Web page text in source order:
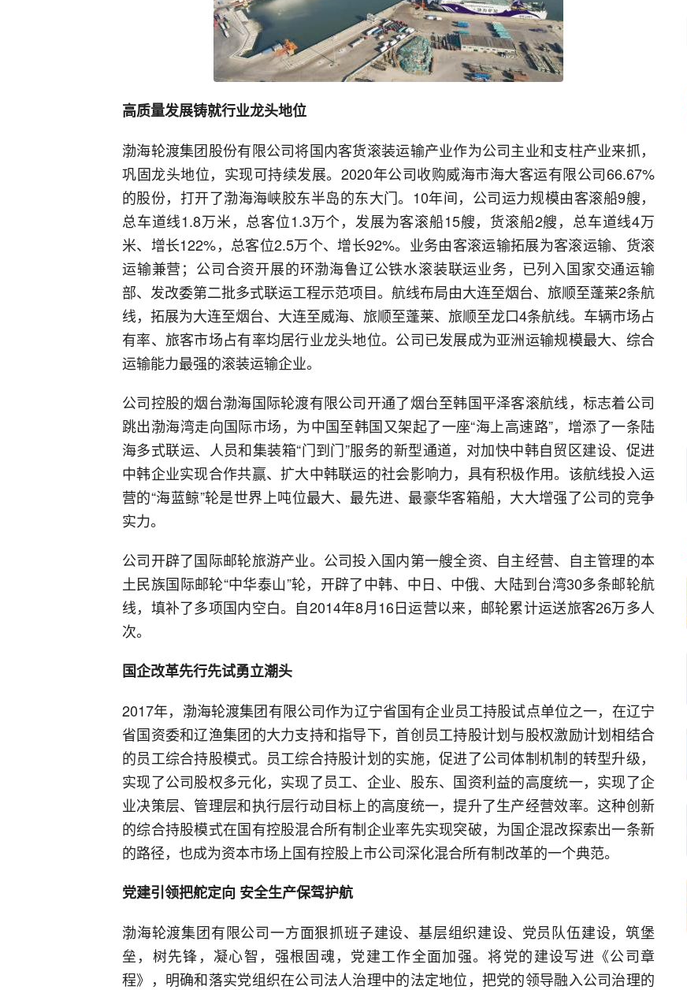
高质量发展铸就行业龙头地位
渤海轮渡集团股份有限公司将国内客货滚装运输产业作为公司主业和支柱产业来抓，
巩固龙头地位，实现可持续发展。2020年公司收购威海市海大客运有限公司66.67%
的股份，打开了渤海海峡胶东半岛的东大门。10年间，公司运力规模由客滚船9艘，
总车道线1.8万米，总客位1.3万个，发展为客滚船15艘，货滚船2艘，总车道线4万
米、增长122%，总客位2.5万个、增长92%。业务由客滚运输拓展为客滚运输、货滚
运输兼营；公司合资开展的环渤海鲁辽公铁水滚装联运业务，已列入国家交通运输
部、发改委第二批多式联运工程示范项目。航线布局由大连至烟台、旅顺至蓬莱2条航
线，拓展为大连至烟台、大连至威海、旅顺至蓬莱、旅顺至龙口4条航线。车辆市场占
有率、旅客市场占有率均居行业龙头地位。公司已发展成为亚洲运输规模最大、综合
运输能力最强的滚装运输企业。
公司控股的烟台渤海国际轮渡有限公司开通了烟台至韩国平泽客滚航线，标志着公司
跳出渤海湾走向国际市场，为中国至韩国又架起了一座“海上高速路”，增添了一条陆
海多式联运、人员和集装箱“门到门”服务的新型通道，对加快中韩自贸区建设、促进
中韩企业实现合作共赢、扩大中韩联运的社会影响力，具有积极作用。该航线投入运
营的“海蓝鲸”轮是世界上吨位最大、最先进、最豪华客箱船，大大增强了公司的竞争
实力。
公司开辟了国际邮轮旅游产业。公司投入国内第一艘全资、自主经营、自主管理的本
土民族国际邮轮“中华泰山”轮，开辟了中韩、中日、中俄、大陆到台湾30多条邮轮航
线，填补了多项国内空白。自2014年8月16日运营以来，邮轮累计运送旅客26万多人
次。
国企改革先行先试勇立潮头
2017年，渤海轮渡集团有限公司作为辽宁省国有企业员工持股试点单位之一，在辽宁
省国资委和辽渔集团的大力支持和指导下，首创员工持股计划与股权激励计划相结合
的员工综合持股模式。员工综合持股计划的实施，促进了公司体制机制的转型升级，
实现了公司股权多元化，实现了员工、企业、股东、国资利益的高度统一，实现了企
业决策层、管理层和执行层行动目标上的高度统一，提升了生产经营效率。这种创新
的综合持股模式在国有控股混合所有制企业率先实现突破，为国企混改探索出一条新
的路径，也成为资本市场上国有控股上市公司深化混合所有制改革的一个典范。
党建引领把舵定向 安全生产保驾护航
渤海轮渡集团有限公司一方面狠抓班子建设、基层组织建设、党员队伍建设，筑堡
垒，树先锋，凝心智，强根固魂，党建工作全面加强。将党的建设写进《公司章
程》，明确和落实党组织在公司法人治理中的法定地位，把党的领导融入公司治理的